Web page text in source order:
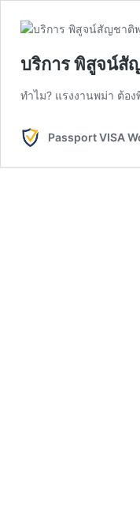
บริการ พิสูจน์สั
ทำไม? แรงงานพม่า ต้
Passport VISA